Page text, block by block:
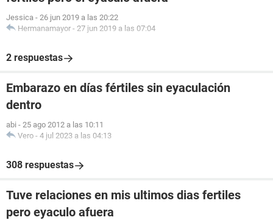
Jessica - 26 jun 2019 a las 20:22
Hermanamayor - 27 jun 2019 a las 07:04
2 respuestas
Embarazo en días fértiles sin eyaculación
dentro
abi - 25 ago 2012 a las 10:11
Vero - 4 jul 2023 a las 04:13
308 respuestas
Tuve relaciones en mis ultimos dias fertiles
pero eyaculo afuera